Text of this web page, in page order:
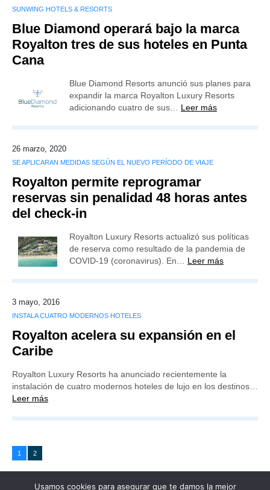
SUNWING HOTELS & RESORTS
Blue Diamond operará bajo la marca
Royalton tres de sus hoteles en Punta
Cana
Blue Diamond Resorts anunció sus planes para
expandir la marca Royalton Luxury Resorts
adicionando cuatro de sus… Leer más
26 marzo, 2020
SE APLICARAN MEDIDAS SEGÚN EL NUEVO PERÍODO DE VIAJE
Royalton permite reprogramar
reservas sin penalidad 48 horas antes
del check-in
Royalton Luxury Resorts actualizó sus políticas
de reserva como resultado de la pandemia de
COVID-19 (coronavirus). En… Leer más
3 mayo, 2016
INSTALA CUATRO MODERNOS HOTELES
Royalton acelera su expansión en el
Caribe
Royalton Luxury Resorts ha anunciado recientemente la
instalación de cuatro modernos hoteles de lujo en los destinos…
Leer más
1 2
Usamos cookies para asegurar que te damos la mejor